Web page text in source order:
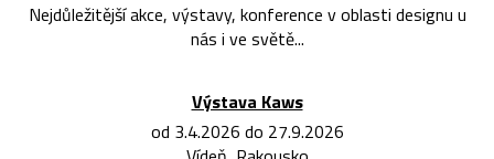
Nejdůležitější akce, výstavy, konference v oblasti designu u
nás i ve světě...
Výstava Kaws
od 3.4.2026 do 27.9.2026